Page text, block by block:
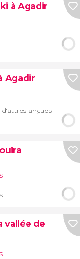
à Agadir
Agadir
d'autres langues
vallée de